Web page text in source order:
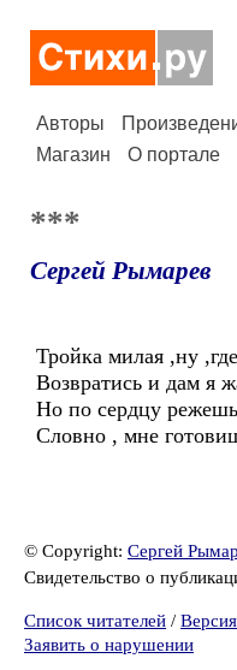
Авторы
Магазин
О портале
***
Сергей Рымарев
Тройка милая ,ну
Возвратись и дам я
Но по сердцу
Словно , мне
© Copyright: Сергей
Свидетельство о
Список читателей /
Заявить о нарушении